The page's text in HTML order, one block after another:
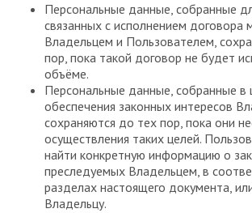
Персональные данные, собранные
связанных с исполнением договора
Владельцем и Пользователем,
пор, пока такой договор не будет
объёме.
Персональные данные, собранные в
обеспечения законных интересов
сохраняются до тех пор, пока они
осуществления таких целей.
найти конкретную информацию о
преследуемых Владельцем, в
разделах настоящего документа,
Владельцу.